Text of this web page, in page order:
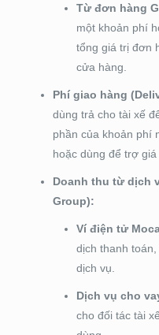
Từ đơn hàng
một khoản phí
tổng giá trị đơn
cửa hàng.
Phí giao hàng
dùng trả cho tài xế
phần của khoản phí
hoặc dùng để trợ giá
Doanh thu từ dịch
Group):
Ví điện tử
dịch thanh
dịch vụ.
Dịch vụ cho
cho đối tác tài